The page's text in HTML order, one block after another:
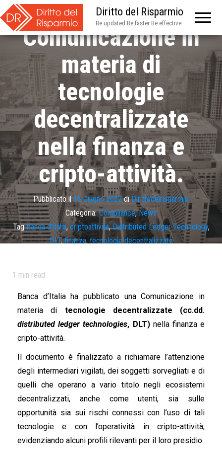
Diritto del Risparmio
Be updated Be faster Be effective
Banca d’Italia –
Comunicazione in
materia di
tecnologie
decentralizzate
nella finanza e
cripto-attività.
Pubblicato il16 Giugno 2022diDirittodelrisparmio
Categoria: Compliance,News
Tag banca d'italia, criptoattività,Distributed Ledger Technology,
DLT,finanza, tecnologie decentralizzate
1 min read
Banca d’Italia ha pubblicato una Comunicazione in
materia di tecnologie decentralizzate (cc.dd.
distributed ledger technologies, DLT)nella finanza e
cripto-attività.
Il documento è finalizzato a richiamare l’attenzione
degli intermediari vigilati, dei soggetti sorvegliati e di
quelli che operano a vario titolo negli ecosistemi
decentralizzati, anche come utenti, sia sulle
opportunità sia sui rischi connessi con l’uso di tali
tecnologie e con l’operatività in cripto-attività,
evidenziando alcuni profili rilevanti per il loro presidio.